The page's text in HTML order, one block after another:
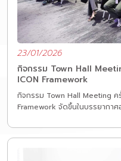
23/01/2026
กิจกรรม Town Hall
ICON Framework
กิจกรรม Town Hall Meeting ค
Framework จัดขึ้นในบรรยากา
ทุกคนก้าวไปในทิศทางเดียวกัน
นอกจากนี้ เรายังมุ่งมั่นพัฒนาศั